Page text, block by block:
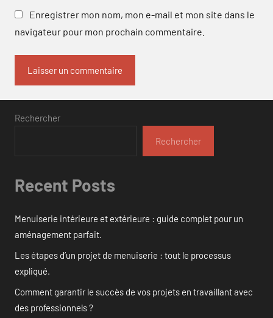
Enregistrer mon nom, mon e-mail et mon site dans le
navigateur pour mon prochain commentaire.
Rechercher
Rechercher
Recent Posts
Menuiserie intérieure et extérieure : guide complet pour un
aménagement parfait.
Les étapes d’un projet de menuiserie : tout le processus
expliqué.
Comment garantir le succès de vos projets en travaillant avec
des professionnels ?